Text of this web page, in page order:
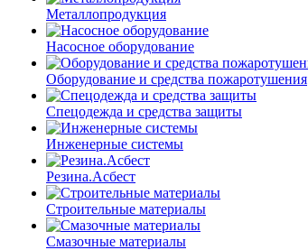
Металлопродукция
Насосное оборудование
Оборудование и средства пожаротушения
Спецодежда и средства защиты
Инженерные системы
Резина.Асбест
Строительные материалы
Смазочные материалы